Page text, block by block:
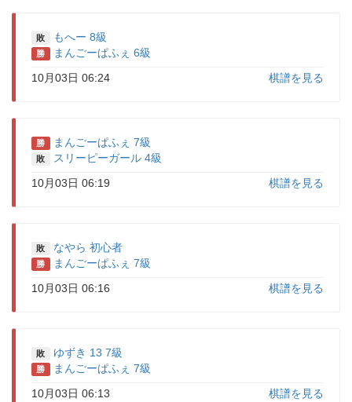
敗 もへー 8級
勝
まんごーぱふぇ 6級
棋譜を見る
10月03日 06:24
勝 まんごーぱふぇ 7級
敗
スリーピーガール 4級
棋譜を見る
10月03日 06:19
敗 なやら 初心者
勝
まんごーぱふぇ 7級
棋譜を見る
10月03日 06:16
敗 ゆずき 13 7級
勝
まんごーぱふぇ 7級
棋譜を見る
10月03日 06:13